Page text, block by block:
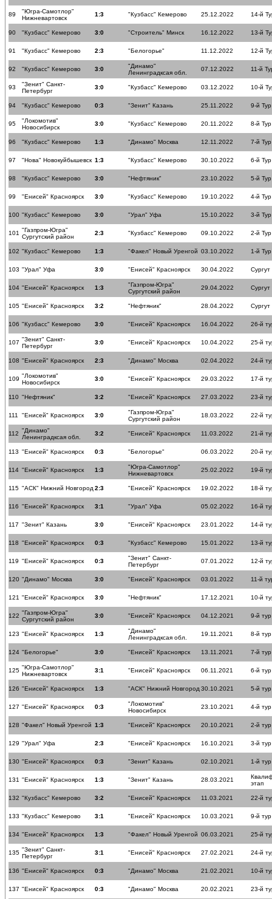
89
"Югра-Самотлор"
Нижневартовск
1:3 "Кузбасс" Кемерово 25.12.2022 14-й
90 "Кузбасс" Кемерово 3:0 "Строитель" Минск 16.12.2022 13-й
91 "Кузбасс" Кемерово 2:3 "Белогорье" 11.12.2022 12-й
92 "Кузбасс" Кемерово 3:0
"Динамо"
Ленинградксая обл.
07.12.2022 11-й
93
"Зенит" Санкт-
Петербург
3:0 "Кузбасс" Кемерово 03.12.2022 10-й
94 "Кузбасс" Кемерово 0:3 "Зенит" Казань 25.11.2022 9-й Тур
95
"Локомотив"
Новосибирск
3:0 "Кузбасс" Кемерово 20.11.2022 8-й Тур
96 "Кузбасс" Кемерово 1:3 "Динамо" Москва 12.11.2022 7-й Тур
97 "Нова" Новокуйбышевск 1:3 "Кузбасс" Кемерово 30.10.2022 6-й Тур
98 "Кузбасс" Кемерово 3:0 "Нефтяник" 23.10.2022 5-й Тур
99 "Енисей" Красноярск 3:0 "Кузбасс" Кемерово 19.10.2022 4-й Тур
100 "Кузбасс" Кемерово 3:0 "Урал" Уфа 15.10.2022 3-й Тур
101 "Газпром-Югра"
Сургутский район
2:3 "Кузбасс" Кемерово 09.10.2022 2-й Тур
102 "Кузбасс" Кемерово 1:3 "Факел" Новый Уренгой 03.10.2022 1-й Тур
103 "Урал" Уфа 3:0 "Енисей" Красноярск 30.04.2022 Сургут
104 "Енисей" Красноярск 1:3
"Газпром-Югра"
Сургутский район
29.04.2022 Сургут
105 "Енисей" Красноярск 3:2 "Нефтяник" 28.04.2022 Сургут
106 "Кузбасс" Кемерово 3:0 "Енисей" Красноярск 16.04.2022 26-й
107 "Зенит" Санкт-
Петербург
3:0 "Енисей" Красноярск 10.04.2022 25-й
108 "Енисей" Красноярск 2:3 "Динамо" Москва 02.04.2022 24-й
109 "Локомотив"
Новосибирск
3:0 "Енисей" Красноярск 29.03.2022 17-й
110 "Нефтяник" 3:2 "Енисей" Красноярск 27.03.2022 23-й
111 "Енисей" Красноярск 3:0
"Газпром-Югра"
Сургутский район
18.03.2022 22-й
112 "Динамо"
Ленинградксая обл.
3:2 "Енисей" Красноярск 11.03.2022 21-й
113 "Енисей" Красноярск 0:3 "Белогорье" 06.03.2022 20-й
114 "Енисей" Красноярск 1:3
"Югра-Самотлор"
Нижневартовск
25.02.2022 19-й
115 "АСК" Нижний Новгород 2:3 "Енисей" Красноярск 19.02.2022 18-й
116 "Енисей" Красноярск 3:1 "Урал" Уфа 05.02.2022 16-й
117 "Зенит" Казань 3:0 "Енисей" Красноярск 23.01.2022 14-й
118 "Енисей" Красноярск 0:3 "Кузбасс" Кемерово 15.01.2022 13-й
119 "Енисей" Красноярск 0:3
"Зенит" Санкт-
Петербург
07.01.2022 12-й
120 "Динамо" Москва 3:0 "Енисей" Красноярск 03.01.2022 11-й
121 "Енисей" Красноярск 3:0 "Нефтяник" 17.12.2021 10-й
122 "Газпром-Югра"
Сургутский район
3:0 "Енисей" Красноярск 04.12.2021 9-й тур
123 "Енисей" Красноярск 1:3
"Динамо"
Ленинградксая обл.
19.11.2021 8-й тур
124 "Белогорье" 3:0 "Енисей" Красноярск 13.11.2021 7-й тур
125 "Югра-Самотлор"
Нижневартовск
3:1 "Енисей" Красноярск 06.11.2021 6-й тур
126 "Енисей" Красноярск 1:3 "АСК" Нижний Новгород 30.10.2021 5-й тур
127 "Енисей" Красноярск 0:3
"Локомотив"
Новосибирск
23.10.2021 4-й тур
128 "Факел" Новый Уренгой 1:3 "Енисей" Красноярск 20.10.2021 2-й тур
129 "Урал" Уфа 2:3 "Енисей" Красноярск 16.10.2021 3-й тур
130 "Енисей" Красноярск 0:3 "Зенит" Казань 02.10.2021 1-й тур
131 "Енисей" Красноярск 1:3 "Зенит" Казань 28.03.2021
этап
132 "Кузбасс" Кемерово 3:2 "Енисей" Красноярск 11.03.2021 22-й
133 "Кузбасс" Кемерово 3:1 "Енисей" Красноярск 10.03.2021 9-й тур
134 "Енисей" Красноярск 1:3 "Факел" Новый Уренгой 06.03.2021 25-й
135 "Зенит" Санкт-
Петербург
3:1 "Енисей" Красноярск 27.02.2021 24-й
136 "Енисей" Красноярск 0:3 "Динамо" Москва 21.02.2021 10-й
137 "Енисей" Красноярск 0:3 "Динамо" Москва 20.02.2021 23-й